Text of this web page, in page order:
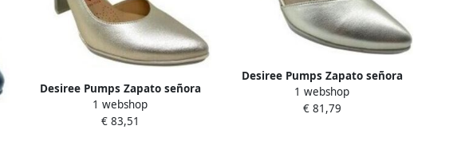
Desiree Pumps Zapato señora
saga 18 oro
1 webshop
€ 83,51
Desiree Pumps Zapato señora
maia 29 oro
1 webshop
€ 81,79